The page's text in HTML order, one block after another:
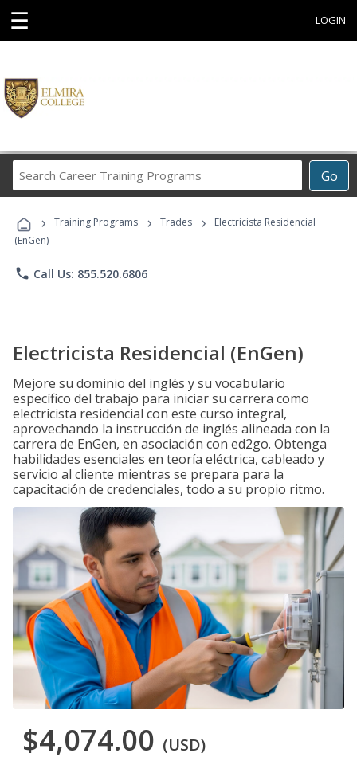
☰ LOGIN
Go
Career
Programs
› Training Programs › Trades ›
Electricista Residencial
(EnGen)
phone Call Us: 855.520.6806
Electricista Residencial (EnGen)
Mejore su dominio del inglés y su vocabulario
específico del trabajo para iniciar su carrera como
electricista residencial con este curso integral,
aprovechando la instrucción de inglés alineada con la
carrera de EnGen, en asociación con ed2go. Obtenga
habilidades esenciales en teoría eléctrica, cableado y
servicio al cliente mientras se prepara para la
capacitación de credenciales, todo a su propio ritmo.
$4,074.00 (USD)